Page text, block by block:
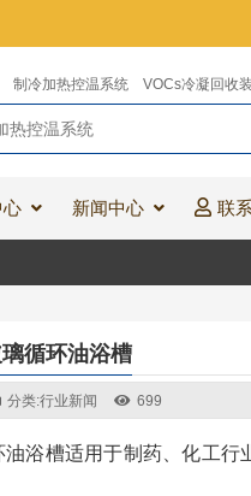
制冷加热控温系统 VOCs冷凝回收
心 新闻中心 联
循环油浴槽
分类:行业新闻 699
油浴槽适用于制药、化工